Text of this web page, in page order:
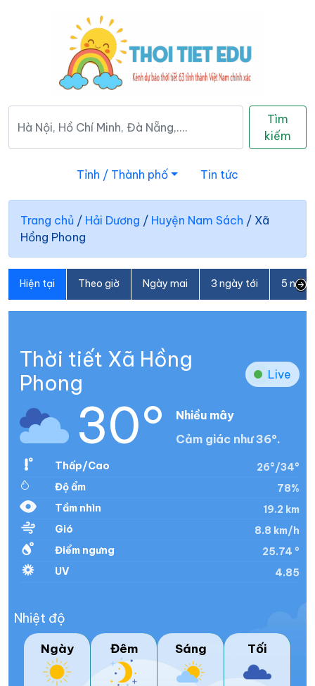
Tìm
kiếm
Tỉnh / Thành phố Tin tức
Trang chủ / Hải Dương / Huyện Nam Sách / Xã
Hồng Phong
Hiện tại Theo giờ Ngày mai 3 ngày tới 5
Thời tiết Xã Hồng
Phong
Live
30°
Nhiều mây
Cảm giác như 36°.
Thấp/Cao
26°/34°
Độ ẩm
78%
Tầm nhìn
19.2 km
Gió
8.8 km/h
Điểm ngưng
25.74 °
UV
4.85
Nhiệt độ
Ngày Đêm Sáng Tối